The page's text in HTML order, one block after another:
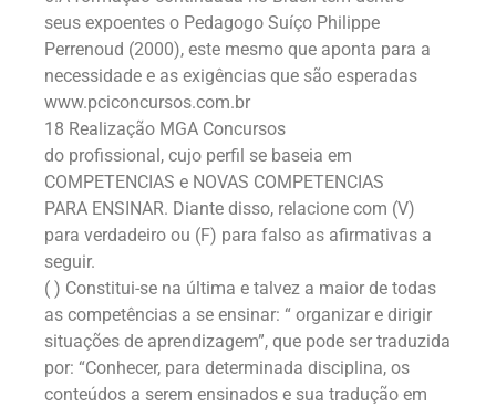
seus expoentes o Pedagogo Suíço Philippe
Perrenoud (2000), este mesmo que aponta para a
necessidade e as exigências que são esperadas
www.pciconcursos.com.br
18 Realização MGA Concursos
do profissional, cujo perfil se baseia em
COMPETENCIAS e NOVAS COMPETENCIAS
PARA ENSINAR. Diante disso, relacione com (V)
para verdadeiro ou (F) para falso as afirmativas a
seguir.
( ) Constitui-se na última e talvez a maior de todas
as competências a se ensinar: “ organizar e dirigir
situações de aprendizagem”, que pode ser traduzida
por: “Conhecer, para determinada disciplina, os
conteúdos a serem ensinados e sua tradução em